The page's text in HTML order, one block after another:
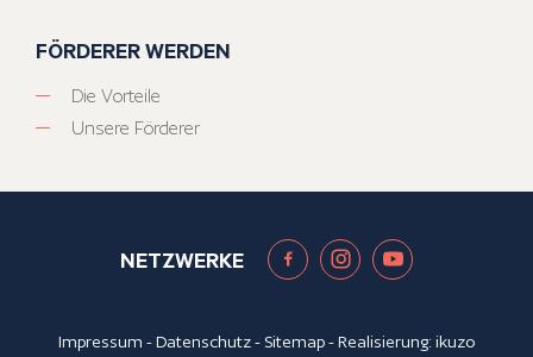
FÖRDERER WERDEN
Die Vorteile
Unsere Förderer
NETZWERKE
Impressum -Datenschutz- Sitemap- Realisierung:ikuzo